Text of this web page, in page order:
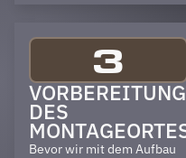
3
VORBEREITUNG
DES
Bevor wir mit dem Aufbau